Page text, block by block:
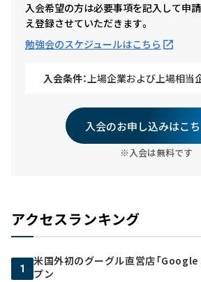
入会希望の方は必要事項を記入して申
え登録させていただきます。
勉強会のスケジュールはこちら
入会条件：上場企業および上場相当
入会のお申し込みはこ
※入会は無料です
アクセスランキング
1
米国外初のグーグル直営店「
プン